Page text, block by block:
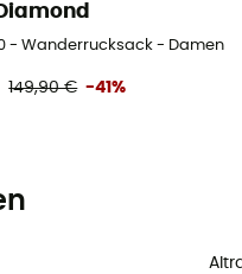
- Wanderrucksack - Damen
149,90 € -41%